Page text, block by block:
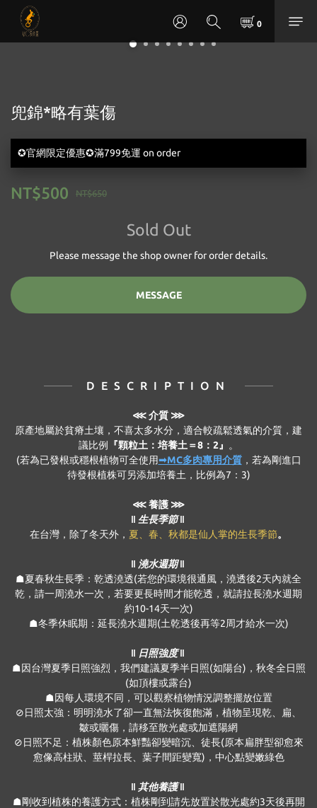
兜錦*略有葉傷
✪官網限定優惠✪滿799免運 on order
NT$650
NT$500
Sold Out
Please message the shop owner for order details.
MESSAGE
DESCRIPTION
⋘介質 ⋙
原產地屬於貧瘠土壤，不喜太多水分，適合較疏鬆透氣的介質，建
議比例
『顆粒土：培養土＝8：2』
。
(若為已發根或穩根植物可全使用➟MC多肉專用介質，若為剛進口
待發根植株可另添加培養土，比例為7：3)
⋘ 養護 ⋙
‖ 生長季節 ‖
在台灣，除了冬天外， 夏、春、秋都是仙人掌的生長季節。
‖ 澆水週期 ‖
☗夏春秋生長季：乾透澆透(若您的環境很通風，澆透後2天內就全
乾，請一周澆水一次，若要更長時間才能乾透，就請拉長澆水週期
約10-14天一次)
☗冬季休眠期：延長澆水週期(土乾透後再等2周才給水一次)
‖ 日照強度 ‖
☗因台灣夏季日照強烈，我們建議夏季半日照(如陽台)，秋冬全日照
(如頂樓或露台)
☗因每人環境不同，可以觀察植物情況調整擺放位置
⊘日照太強：明明澆水了卻一直無法恢復飽滿，植物呈現乾、扁、
皺或曬傷，請移至散光處或加遮陽網
⊘日照不足：植株顏色原本鮮豔卻變暗沉、徒長(原本扁胖型卻愈來
愈像高柱狀、莖桿拉長、葉子間距變寬)，中心點變嫩綠色
‖ 其他養護 ‖
☗剛收到植株的養護方式：植株剛到請先放置於散光處約3天後再開